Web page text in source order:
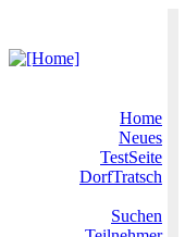
Home
Neues
TestSeite
DorfTratsch
Suchen